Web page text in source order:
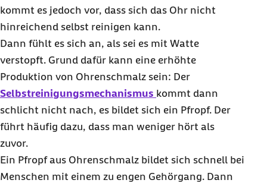
kommt es jedoch vor, dass sich das Ohr nicht
hinreichend selbst reinigen kann.
Dann fühlt es sich an, als sei es mit Watte
verstopft. Grund dafür kann eine erhöhte
Produktion von Ohrenschmalz sein: Der
Selbstreinigungsmechanismus kommt dann
schlicht nicht nach, es bildet sich ein Pfropf. Der
führt häufig dazu, dass man weniger hört als
zuvor.
Ein Pfropf aus Ohrenschmalz bildet sich schnell bei
Menschen mit einem zu engen Gehörgang. Dann